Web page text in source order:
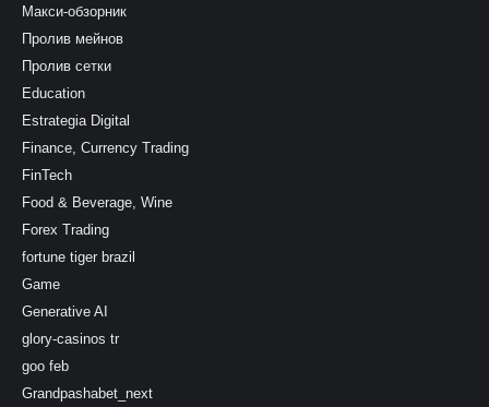
Макси-обзорник
Пролив мейнов
Пролив сетки
Education
Estrategia Digital
Finance, Currency Trading
FinTech
Food & Beverage, Wine
Forex Trading
fortune tiger brazil
Game
Generative AI
glory-casinos tr
goo feb
Grandpashabet_next